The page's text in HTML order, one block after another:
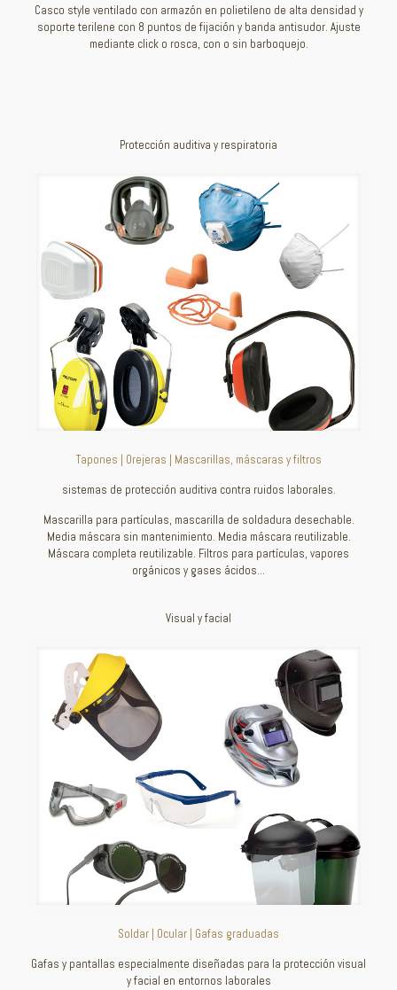
Casco style ventilado con armazón en polietileno de alta densidad y
soporte terilene con 8 puntos de fijación y banda antisudor. Ajuste
mediante click o rosca, con o sin barboquejo.
Protección auditiva y respiratoria
Tapones | Orejeras | Mascarillas, máscaras y filtros
sistemas de protección auditiva contra ruidos laborales.
Mascarilla para partículas, mascarilla de soldadura desechable.
Media máscara sin mantenimiento. Media máscara reutilizable.
Máscara completa reutilizable. Filtros para partículas, vapores
orgánicos y gases ácidos…
Visual y facial
Soldar | Ocular | Gafas graduadas
Gafas y pantallas especialmente diseñadas para la protección visual
y facial en entornos laborales